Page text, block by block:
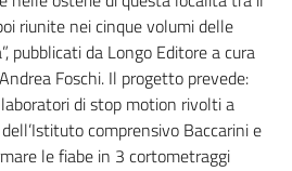
riunite nei cinque volumi delle
pubblicati da Longo Editore a cura
Foschi. Il progetto prevede:
laboratori di stop motion rivolti a
comprensivo Baccarini e
le fiabe in 3 cortometraggi